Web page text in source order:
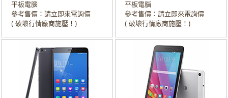
平板電腦
參考售價：請立即來電詢價
( 破壞行情廠商施壓！)
平板電腦
參考售價：請立即來電詢價
( 破壞行情廠商施壓！)